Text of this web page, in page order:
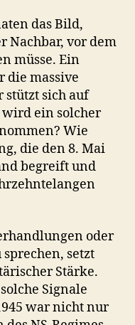
das Bild,
Nachbar, vor dem
müsse. Ein
die massive
stützt sich auf
wird ein solcher
Wie
die den 8. Mai
begreift und
oder
setzt
Stärke.
Signale
war nicht nur